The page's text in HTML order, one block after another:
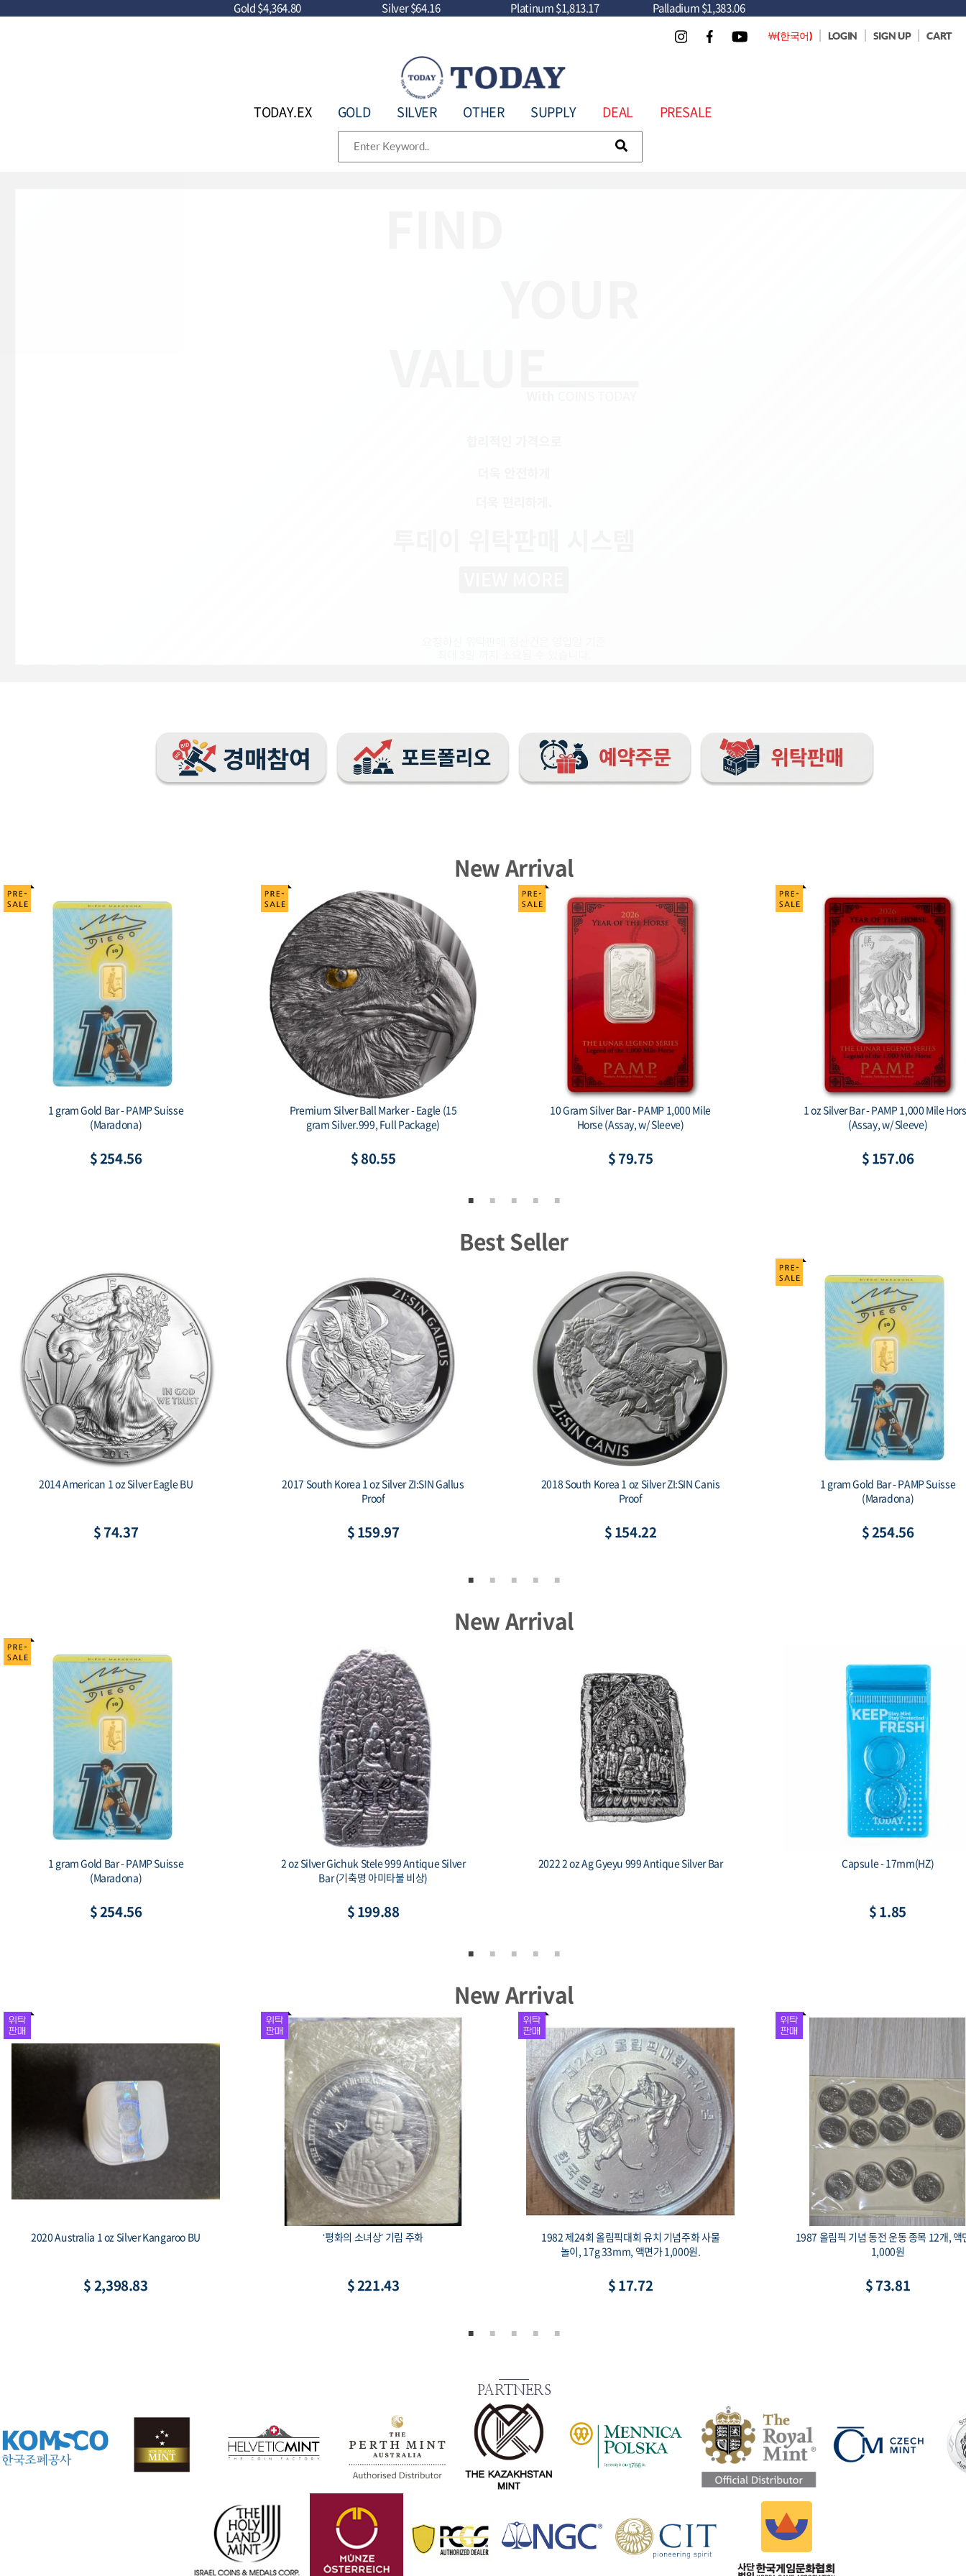
Gold$4,364.80 Silver$64.16 Platinum$1,813.17 Palladium$1,383.06
￦(한국어) LOGIN SIGN UP CART
TODAY.EX GOLD SILVER OTHER SUPPLY DEAL PRESALE
New Arrival
2026 Australia 1 kilo Silver Lunar Horse
BU (Series III) Color
$ 2,592.33
Scottsdale Mint Some Bunny Loves You 1
oz Silver Colorized Bar
$ 82.73
China 2026 - China Dragon Ag999 1 oz BU
$ 85.86
Australian Koala 2026 1 Kilo Silver
Coin
$ 2,491.54
Best Seller
2019 South Korea 1 oz Silver Taekwondo
$ 269.95
2018 South Korea 1 oz Silver 1 Clay
Chiwoo Cheonwang Proof
$ 154.22
2019 South Korea 1 oz Silver Tiger Proof
Secret (w/Box & COA)
$ 166.33
2 oz Silver Gichuk Stele 999 Antique
Bar (기축명 아미타불 비상)
$ 199.88
New Arrival
Capsule - 60x93mm(HZ)
$ 1.63
Capsule - 23mm(HZ)
$ 1.33
Capsule - 37mm(HZ)
2014 1 oz SilverTowne Buffalo
$ 79.59
New Arrival
1981 대한민국 제5공화국 출범 기념 주화 봉
$ 22.15
1987 서울올림픽 기념주화 유도 33mm 17g
$ 8.86
1982 제24회 올림픽대회 유치 기념은화 경회
루 프루프, 90% 15g 30mm, 액면가 1만원
$ 73.81
1993 대전 엑스포 기념 황동화, 로케트와
이, 액면가 1,000원
$ 11.08
PARTNERS